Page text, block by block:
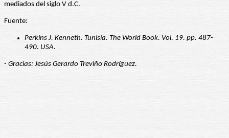
mediados del siglo V d.C.
Fuente:
Perkins J. Kenneth. Tunisia. The World Book. Vol. 19. pp. 487-
490. USA.
- Gracias: Jesús Gerardo Treviño Rodríguez.